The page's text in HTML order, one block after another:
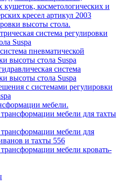
кушеток, косметологических и
кресел артикул 2003
высоты стола.
система регулировки
Suspa
пневматической
высоты стола Suspa
система
высоты стола Suspa
с системами регулировки
мебели.
мебели для тахты
мебели для
и тахты 556
мебели кровать-